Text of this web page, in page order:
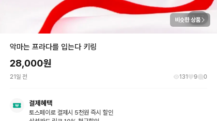
비슷한 상품
악마는 프라다를 입는다 키링
28,000원
21일 전 131 9 0
결제혜택
토스페이로 결제시 5천원 즉시 할인